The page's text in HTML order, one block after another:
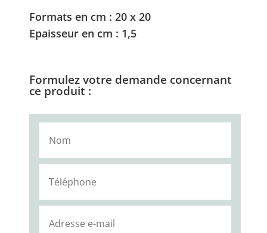
Formats en cm : 20 x 20
Epaisseur en cm : 1,5
Formulez votre demande concernant
ce produit :